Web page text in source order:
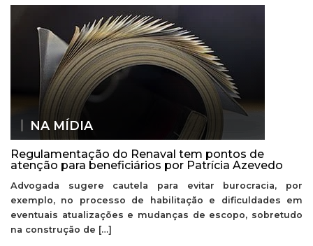
NA MÍDIA
Regulamentação do Renaval tem pontos de
atenção para beneficiários por Patrícia Azevedo
Advogada sugere cautela para evitar burocracia, por
exemplo, no processo de habilitação e dificuldades em
eventuais atualizações e mudanças de escopo, sobretudo
na construção de […]